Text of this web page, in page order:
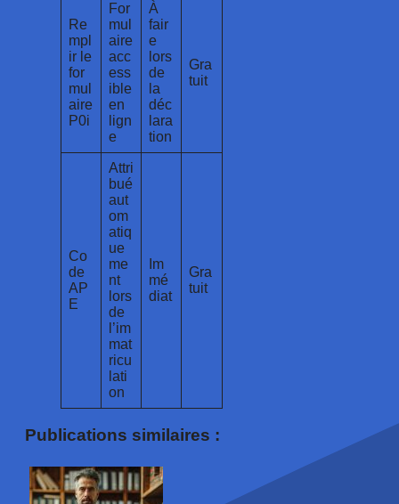
Re
mpl
ir le
for
mul
aire
P0i
For
mul
aire
acc
ess
ible
en
lign
e
À
fair
e
lors
de
la
déc
lara
tion
Gra
tuit
Co
de
AP
E
Attri
bué
aut
om
atiq
ue
me
nt
lors
de
l’im
mat
ricu
lati
on
Im
mé
diat
Gra
tuit
Publications similaires :